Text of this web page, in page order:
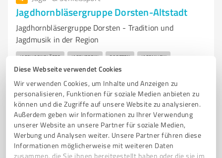
Diese Webseite verwendet Cookies
Wir verwenden Cookies, um Inhalte und Anzeigen zu
personalisieren, Funktionen für soziale Medien anbieten zu
können und die Zugriffe auf unsere Website zu analysieren.
Außerdem geben wir Informationen zu Ihrer Verwendung
unserer Website an unsere Partner für soziale Medien,
Werbung und Analysen weiter. Unsere Partner führen diese
Informationen möglicherweise mit weiteren Daten
zusammen, die Sie ihnen bereitgestellt haben oder die sie im
Jagdhornbläsergruppe Dorsten-Altstadt
Jagdhornbläsergruppe Dorsten - Tradition und
Jagdmusik in der Region
JAGDHORNBLÄSER JAGDVEREIN DORSTEN JAGDMUSIK
TRADITION GEMEINSCHAFT VERANSTALTUNGEN
FÜRST-PLESS-HORN PARFORCEHORN BRAUCHTUM NATUR
Rebhuhnweg 19, 46284 Dorsten
info@jagdhornblaeser-dorsten-altstadt.de
www.jagdhornblaeser-dorsten-altstadt.de/